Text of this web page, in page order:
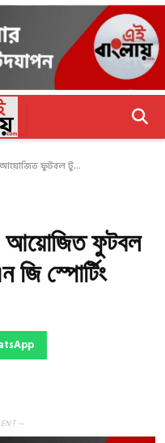
আয়োজিত ফুটবল টু...
আয়োজিত ফুটবল
জি স্পোর্টিং
—